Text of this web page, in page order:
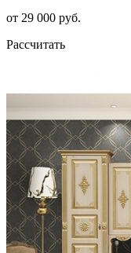
от 29 000 руб.
Рассчитать